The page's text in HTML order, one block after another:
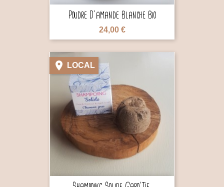
Poudre D'amande Blanche Bio
24,00 €

 LOCAL